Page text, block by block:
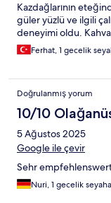
Kazdağlarının
güler yüzlü ve ilgili
deneyimi oldu.
Ferhat, 1 gecelik
Doğrulanmış yorum
10/10
5 Ağustos 2025
Google ile çevir
Sehr empfehlenswert
Nuri, 1 gecelik